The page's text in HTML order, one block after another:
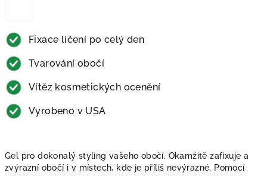
Fixace líčení po celý den
Tvarování obočí
Vítěz kosmetických ocenění
Vyrobeno v USA
Gel pro dokonalý styling vašeho obočí. Okamžitě zafixuje a
zvýrazní obočí i v místech, kde je příliš nevýrazné. Pomocí